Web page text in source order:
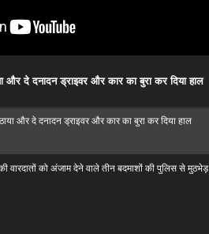
और दे दनादन ड्राइवर और कार का बुरा कर दिया हाल
और दे दनादन ड्राइवर और कार का बुरा कर दिया हाल
वारदातों को अंजाम देने वाले तीन बदमाशों की पुलिस से मुठभेड़